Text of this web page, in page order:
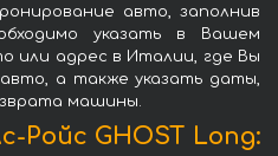
авто, заполнив
указать в Вашем
или адрес в Италии, где Вы
а также указать даты,
машины.
Ройс GHOST Long: